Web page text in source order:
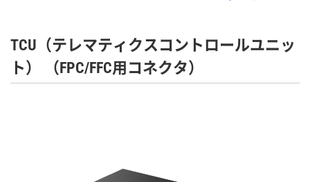
TCU（テレマティクスコントロールユニッ
ト） （FPC/FFC用コネクタ）